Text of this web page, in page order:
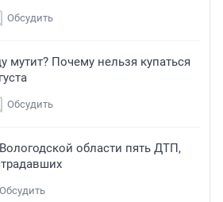
Обсудить
мутит? Почему нельзя купаться
Обсудить
области пять ДТП,
Обсудить